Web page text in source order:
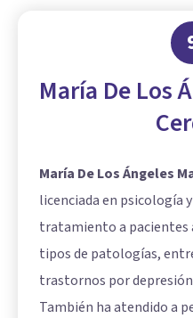
María De Los
María De Los Ángeles
licenciada en psicología
tratamiento a
tipos de patologías,
trastornos por
También ha atendido a